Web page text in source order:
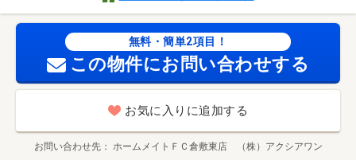
無料・簡単2項目！
この物件にお問い合わせする
お気に入りに追加する
お問い合わせ先 ホームメイトＦＣ倉敷東店 （株）アクシアワン